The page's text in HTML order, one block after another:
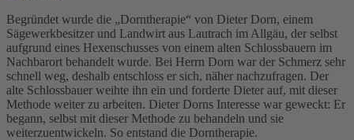
Begründet wurde die „Dorntherapie“ von Dieter Dorn, einem
Sägewerkbesitzer und Landwirt aus Lautrach im Allgäu, der selbst
aufgrund eines Hexenschusses von einem alten Schlossbauern im
Nachbarort behandelt wurde. Bei Herrn Dorn war der Schmerz sehr
schnell weg, deshalb entschloss er sich, näher nachzufragen. Der
alte Schlossbauer weihte ihn ein und forderte Dieter auf, mit dieser
Methode weiter zu arbeiten. Dieter Dorns Interesse war geweckt: Er
begann, selbst mit dieser Methode zu behandeln und sie
weiterzuentwickeln. So entstand die Dorntherapie.